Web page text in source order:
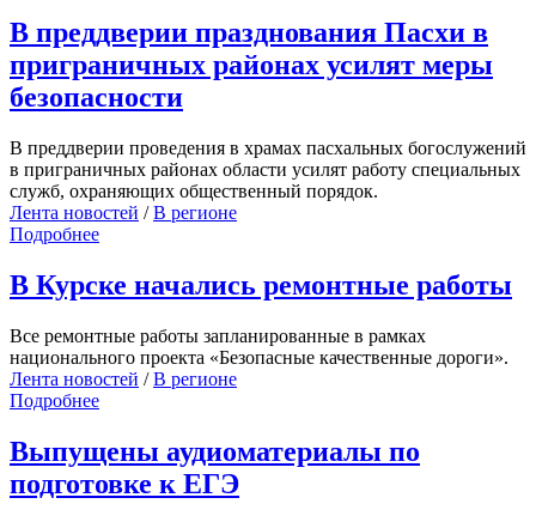
В преддверии празднования Пасхи в
приграничных районах усилят меры
безопасности
В преддверии проведения в храмах пасхальных богослужений
в приграничных районах области усилят работу специальных
служб, охраняющих общественный порядок.
Лента новостей /В регионе
Подробнее
В Курске начались ремонтные работы
Все ремонтные работы запланированные в рамках
национального проекта «Безопасные качественные дороги».
Лента новостей /В регионе
Подробнее
Выпущены аудиоматериалы по
подготовке к ЕГЭ